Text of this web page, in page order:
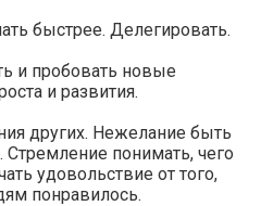
быстрее. Делегировать.
и пробовать новые
и развития.
других. Нежелание быть
понимать, чего
удовольствие от того,
понравилось.